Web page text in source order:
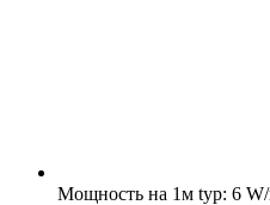
Мощность на 1м typ: 6